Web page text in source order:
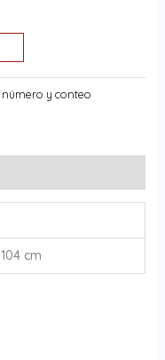
número y conteo
cm